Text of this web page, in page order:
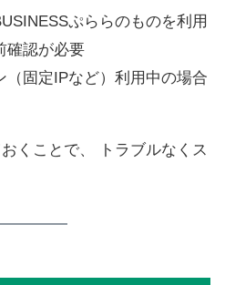
ぷららのものを利用
確認が必要
（固定IPなど）利用中の場合
くことで、 トラブルなくス